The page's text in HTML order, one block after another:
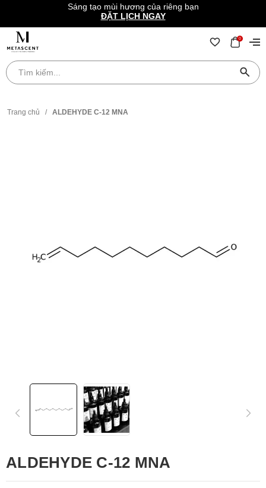
Sáng tạo mùi hương của riêng bạn
ĐẶT LỊCH NGAY
0
Trang chủ / ALDEHYDE C-12 MNA
ALDEHYDE C-12 MNA